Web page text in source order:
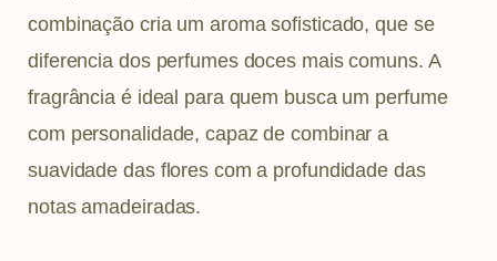
combinação cria um aroma sofisticado, que se
diferencia dos perfumes doces mais comuns. A
fragrância é ideal para quem busca um perfume
com personalidade, capaz de combinar a
suavidade das flores com a profundidade das
notas amadeiradas.